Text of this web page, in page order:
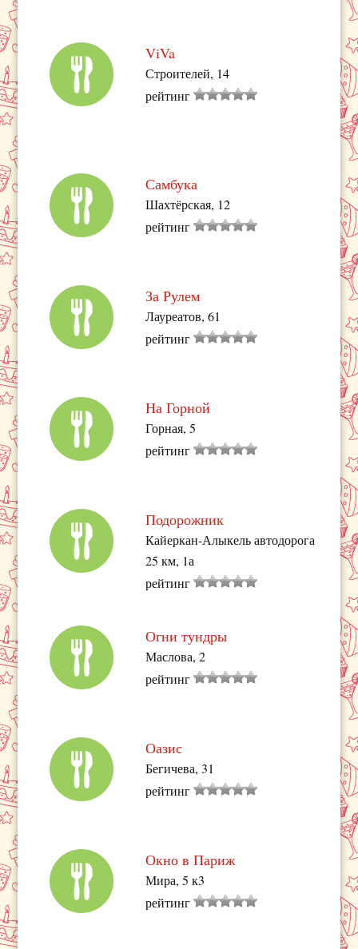
ViVa
Строителей, 14
рейтинг
Самбука
Шахтёрская, 12
рейтинг
За Рулем
Лауреатов, 61
рейтинг
На Горной
Горная, 5
рейтинг
Подорожник
Кайеркан-Алыкель автодорога
25 км, 1а
рейтинг
Огни тундры
Маслова, 2
рейтинг
Оазис
Бегичева, 31
рейтинг
Окно в Париж
Мира, 5 к3
рейтинг